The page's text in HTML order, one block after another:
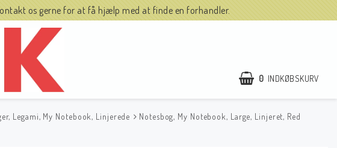
os gerne for at få hjælp med at finde en forhandler.
0 INDKØBSKURV
Legami, My Notebook, Linjerede
Notesbog, My Notebook, Large, Linjeret, Red